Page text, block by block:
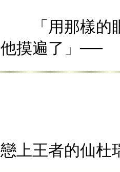
「用那樣的眼
他摸遍了」──
戀上王者的仙杜